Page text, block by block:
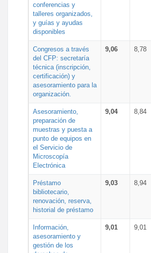
conferencias y
talleres organizados,
y guías y ayudas
disponibles
Congresos a través
del CFP: secretaría
técnica (inscripción,
certificación) y
asesoramiento para la
organización.
9,06 8,78
Asesoramiento,
preparación de
muestras y puesta a
punto de equipos en
el Servicio de
Microscopía
Electrónica
9,04 8,84
Préstamo
bibliotecario,
renovación, reserva,
historial de préstamo
9,03 8,94
Información,
asesoramiento y
gestión de los
9,01 9,01